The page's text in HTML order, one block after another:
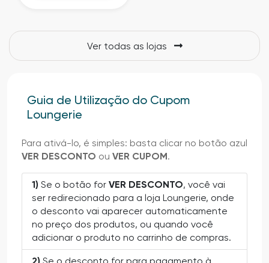
Ver todas as lojas
Guia de Utilização do Cupom
Loungerie
Para ativá-lo, é simples: basta clicar no botão azul
VER DESCONTO ou VER CUPOM.
1) Se o botão for VER DESCONTO, você vai
ser redirecionado para a loja Loungerie, onde
o desconto vai aparecer automaticamente
no preço dos produtos, ou quando você
adicionar o produto no carrinho de compras.